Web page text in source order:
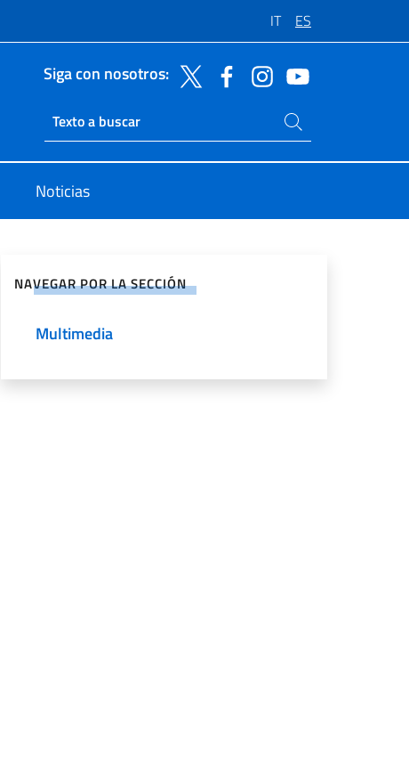
IT ES
Siga con nosotros:
Ricerca sito live
Buscar en el sitio
Noticias
NAVEGAR POR LA SECCIÓN
Multimedia